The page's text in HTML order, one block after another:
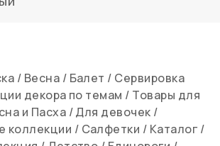
/ Весна / Балет / Сервировка
декора по темам / Товары для
и Пасха /Для девочек /
коллекции / Салфетки / Каталог /